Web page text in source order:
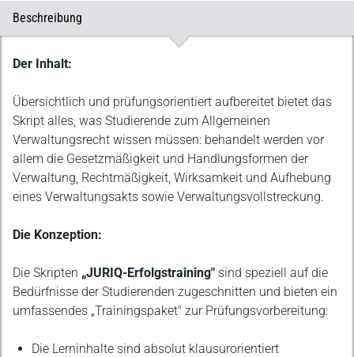
Beschreibung
Beschreibung
Der Inhalt:
Übersichtlich und prüfungsorientiert aufbereitet bietet das
Skript alles, was Studierende zum Allgemeinen
Verwaltungsrecht wissen müssen: behandelt werden vor
allem die Gesetzmäßigkeit und Handlungsformen der
Verwaltung, Rechtmäßigkeit, Wirksamkeit und Aufhebung
eines Verwaltungsakts sowie Verwaltungsvollstreckung.
Die Konzeption:
Die Skripten „JURIQ-Erfolgstraining" sind speziell auf die
Bedürfnisse der Studierenden zugeschnitten und bieten ein
umfassendes „Trainingspaket" zur Prüfungsvorbereitung:
Die Lerninhalte sind absolut klausurorientiert